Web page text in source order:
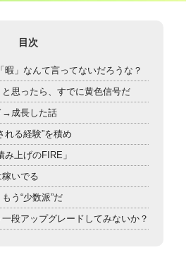
目次
暇」なんて言ってないだろうな？
思ったら、すでに黄色信号だ
→成長した話
れる経験”を積め
み上げのFIRE」
いでる
う“少数派”だ
段アップグレードしてみないか？